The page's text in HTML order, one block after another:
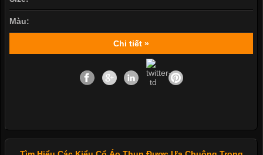
Màu:
Chi tiết »